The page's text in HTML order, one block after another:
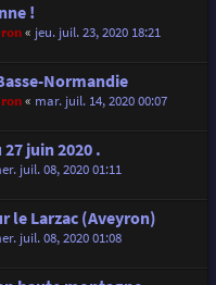
!
« jeu. juil. 23, 2020 18:21
Normandie
« mar. juil. 14, 2020 00:07
juin 2020 .
juil. 08, 2020 01:11
le Larzac (Aveyron)
juil. 08, 2020 01:08